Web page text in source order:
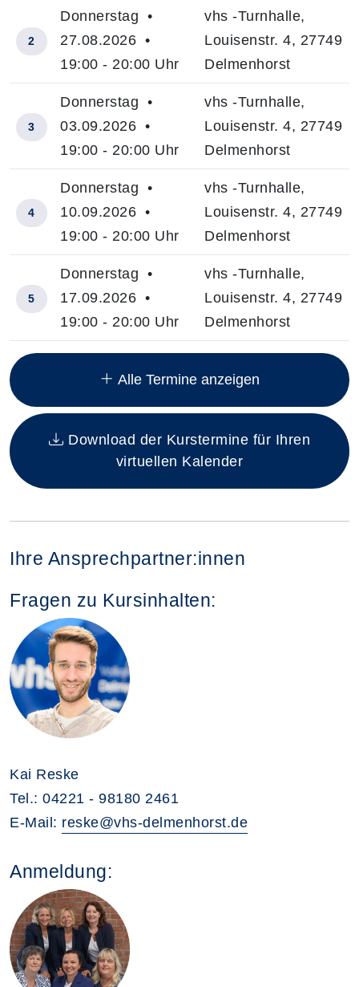
Insgesamt gibt es 18 Termine zum diesen Kurs
2
Donnerstag •
27.08.2026 •
19:00 - 20:00 Uhr
vhs -Turnhalle,
Louisenstr. 4, 27749
Delmenhorst
3
Donnerstag •
03.09.2026 •
19:00 - 20:00 Uhr
vhs -Turnhalle,
Louisenstr. 4, 27749
Delmenhorst
4
Donnerstag •
10.09.2026 •
19:00 - 20:00 Uhr
vhs -Turnhalle,
Louisenstr. 4, 27749
Delmenhorst
5
Donnerstag •
17.09.2026 •
19:00 - 20:00 Uhr
vhs -Turnhalle,
Louisenstr. 4, 27749
Delmenhorst
Alle Termine anzeigen
Download der Kurstermine für Ihren
virtuellen Kalender
Ihre Ansprechpartner:innen
Fragen zu Kursinhalten:
Kai Reske
Tel.: 04221 - 98180 2461
E-Mail: reske@vhs-delmenhorst.de
Anmeldung: